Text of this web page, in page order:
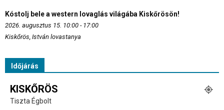
Kóstolj bele a western lovaglás világába Kiskőrösön!
2026. augusztus 15. 10:00 - 17:00
Kiskőrös, István lovastanya
Időjárás
KISKŐRÖS
Tiszta Égbolt